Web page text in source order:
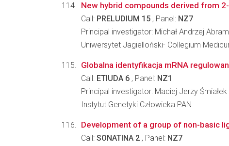
New hybrid compounds derived from
Call: PRELUDIUM 15 , Panel: NZ7
Principal investigator: Michał Andrzej Abram
Uniwersytet Jagielloński- Collegium
Globalna identyfikacja mRNA
Call: ETIUDA 6 , Panel: NZ1
Principal investigator: Maciej Jerzy Śmiałek
Instytut Genetyki Człowieka PAN
Development of a group of non-basic
Call: SONATINA 2 , Panel: NZ7